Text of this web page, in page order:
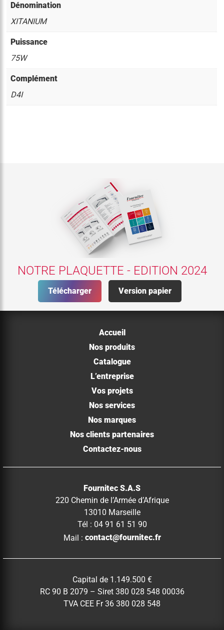
Dénomination
XITANIUM
Puissance
75W
Complément
D4I
NOTRE PLAQUETTE - EDITION 2024
Télécharger Version papier
Accueil
Nos produits
Catalogue
L’entreprise
Vos projets
Nos services
Nos marques
Nos clients partenaires
Contactez-nous
Fournitec S.A.S
220 Chemin de l’Armée d’Afrique
13010 Marseille
Tél : 04 91 61 51 90
Mail : contact@fournitec.fr
Capital de 1.149.500 €
RC 90 B 2079 – Siret 380 028 548 00036
TVA CEE Fr 36 380 028 548